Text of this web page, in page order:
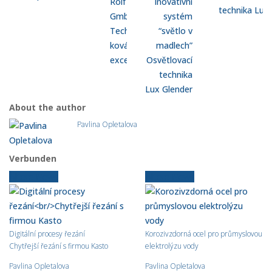
GmbH
Technologie
kování par
excellence
systém
“světlo v
madlech”
Osvětlovací
technika
Lux Glender
About the author
Pavlina Opletalova
Verbunden
Digitální procesy řezání
Chytřejší řezání s firmou Kasto
Pavlina Opletalova
Korozivzdorná ocel pro průmyslovou
elektrolýzu vody
Pavlina Opletalova